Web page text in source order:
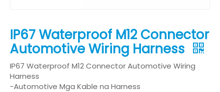
IP67 Waterproof M12 Connector
Automotive Wiring Harness
IP67 Waterproof M12 Connector Automotive Wiring
Harness
-Automotive Mga Kable na Harness